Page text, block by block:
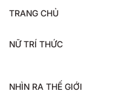
TRANG CHỦ
NỮ TRÍ THỨC
NHÌN RA THẾ GIỚI